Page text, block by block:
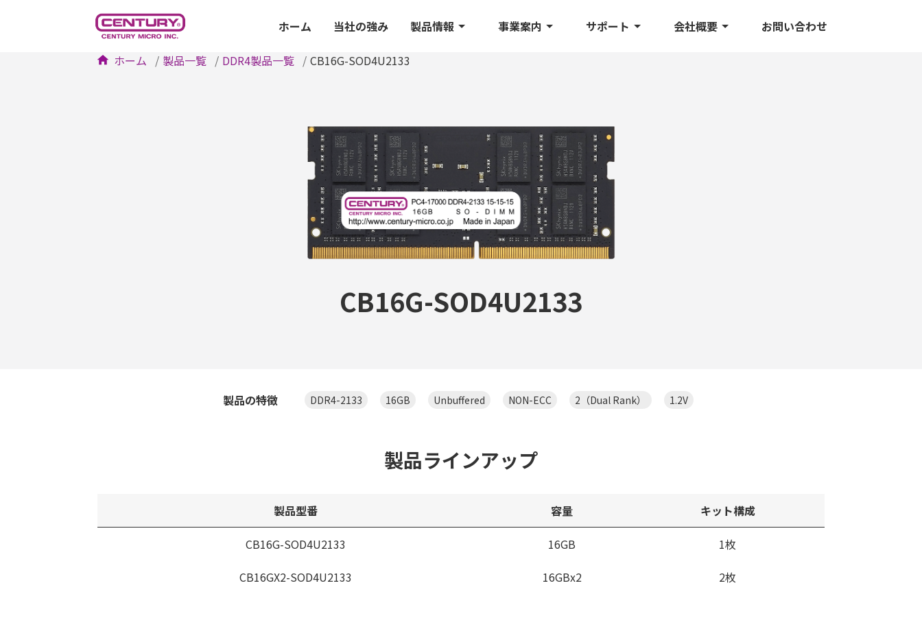
ホーム 当社の強み 製品情報 事業案内 サポート 会社概要 お問い合わせ
ホーム 製品一覧 DDR4製品一覧 CB16G-SOD4U2133
CB16G-SOD4U2133
製品の特徴 DDR4-2133 16GB Unbuffered NON-ECC 2（Dual Rank） 1.2V
製品ラインアップ
製品型番 容量 キット構成
CB16G-SOD4U2133 16GB
1枚
CB16GX2-SOD4U2133
16GBx2 2枚